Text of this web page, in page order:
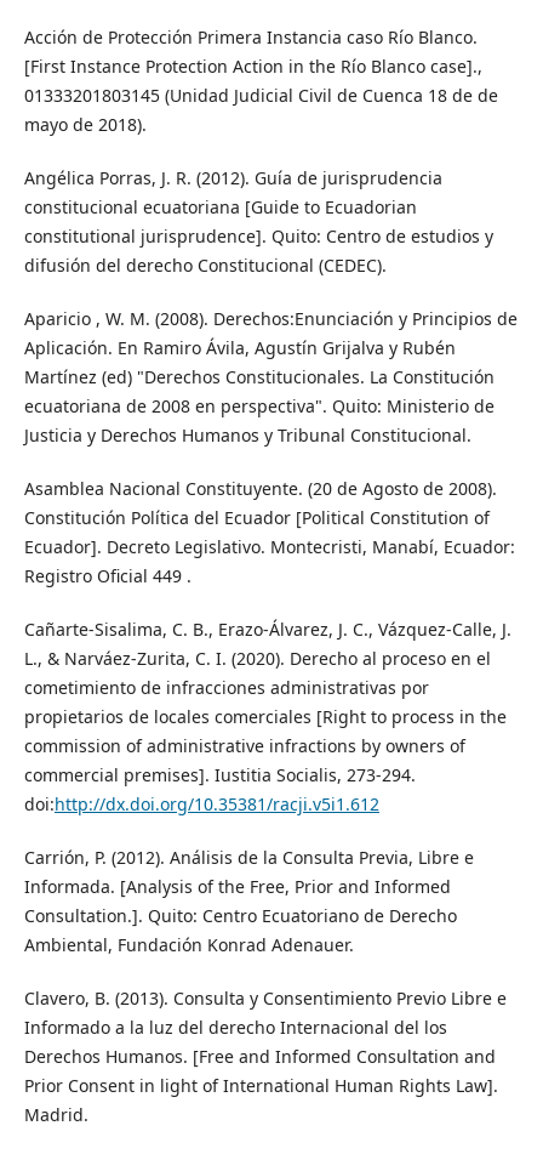
Acción de Protección Primera Instancia caso Río Blanco.
[First Instance Protection Action in the Río Blanco case].,
01333201803145 (Unidad Judicial Civil de Cuenca 18 de de
mayo de 2018).
Angélica Porras, J. R. (2012). Guía de jurisprudencia
constitucional ecuatoriana [Guide to Ecuadorian
constitutional jurisprudence]. Quito: Centro de estudios y
difusión del derecho Constitucional (CEDEC).
Aparicio , W. M. (2008). Derechos:Enunciación y Principios de
Aplicación. En Ramiro Ávila, Agustín Grijalva y Rubén
Martínez (ed) "Derechos Constitucionales. La Constitución
ecuatoriana de 2008 en perspectiva". Quito: Ministerio de
Justicia y Derechos Humanos y Tribunal Constitucional.
Asamblea Nacional Constituyente. (20 de Agosto de 2008).
Constitución Política del Ecuador [Political Constitution of
Ecuador]. Decreto Legislativo. Montecristi, Manabí, Ecuador:
Registro Oficial 449 .
Cañarte-Sisalima, C. B., Erazo-Álvarez, J. C., Vázquez-Calle, J.
L., & Narváez-Zurita, C. I. (2020). Derecho al proceso en el
cometimiento de infracciones administrativas por
propietarios de locales comerciales [Right to process in the
commission of administrative infractions by owners of
commercial premises]. Iustitia Socialis, 273-294.
doi:http://dx.doi.org/10.35381/racji.v5i1.612
Carrión, P. (2012). Análisis de la Consulta Previa, Libre e
Informada. [Analysis of the Free, Prior and Informed
Consultation.]. Quito: Centro Ecuatoriano de Derecho
Ambiental, Fundación Konrad Adenauer.
Clavero, B. (2013). Consulta y Consentimiento Previo Libre e
Informado a la luz del derecho Internacional del los
Derechos Humanos. [Free and Informed Consultation and
Prior Consent in light of International Human Rights Law].
Madrid.